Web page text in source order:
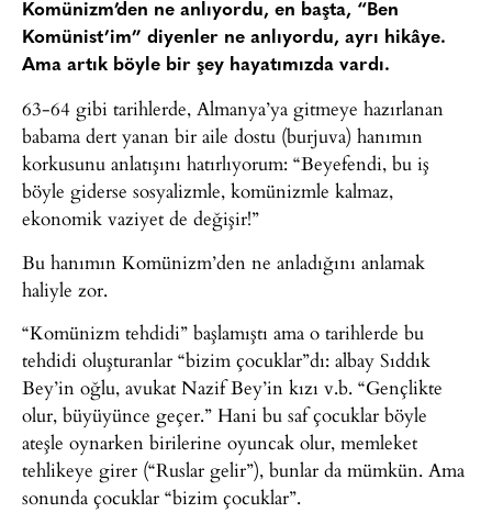
Komünizm’den ne anlıyordu, en başta, “Ben
Komünist’im” diyenler ne anlıyordu, ayrı hikâye.
Ama artık böyle bir şey hayatımızda vardı.
63-64 gibi tarihlerde, Almanya’ya gitmeye hazırlanan
babama dert yanan bir aile dostu (burjuva) hanımın
korkusunu anlatışını hatırlıyorum: “Beyefendi, bu iş
böyle giderse sosyalizmle, komünizmle kalmaz,
ekonomik vaziyet de değişir!”
Bu hanımın Komünizm’den ne anladığını anlamak
haliyle zor.
“Komünizm tehdidi” başlamıştı ama o tarihlerde bu
tehdidi oluşturanlar “bizim çocuklar”dı: albay Sıddık
Bey’in oğlu, avukat Nazif Bey’in kızı v.b. “Gençlikte
olur, büyüyünce geçer.” Hani bu saf çocuklar böyle
ateşle oynarken birilerine oyuncak olur, memleket
tehlikeye girer (“Ruslar gelir”), bunlar da mümkün. Ama
sonunda çocuklar “bizim çocuklar”.